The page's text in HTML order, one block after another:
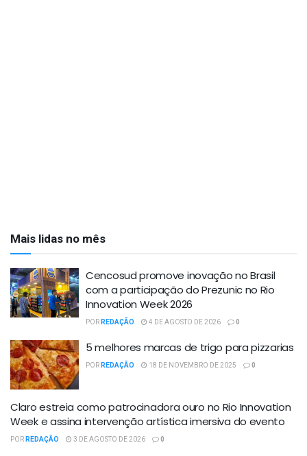
Mais lidas no mês
Cencosud promove inovação no Brasil
com a participação do Prezunic no Rio
Innovation Week 2026
PORREDAÇÃO 4 DE AGOSTO DE 2026 0
5 melhores marcas de trigo para pizzarias
PORREDAÇÃO 18 DE NOVEMBRO DE 2025 0
Claro estreia como patrocinadora ouro no Rio Innovation
Week e assina intervenção artística imersiva do evento
PORREDAÇÃO 3 DE AGOSTO DE 2026 0